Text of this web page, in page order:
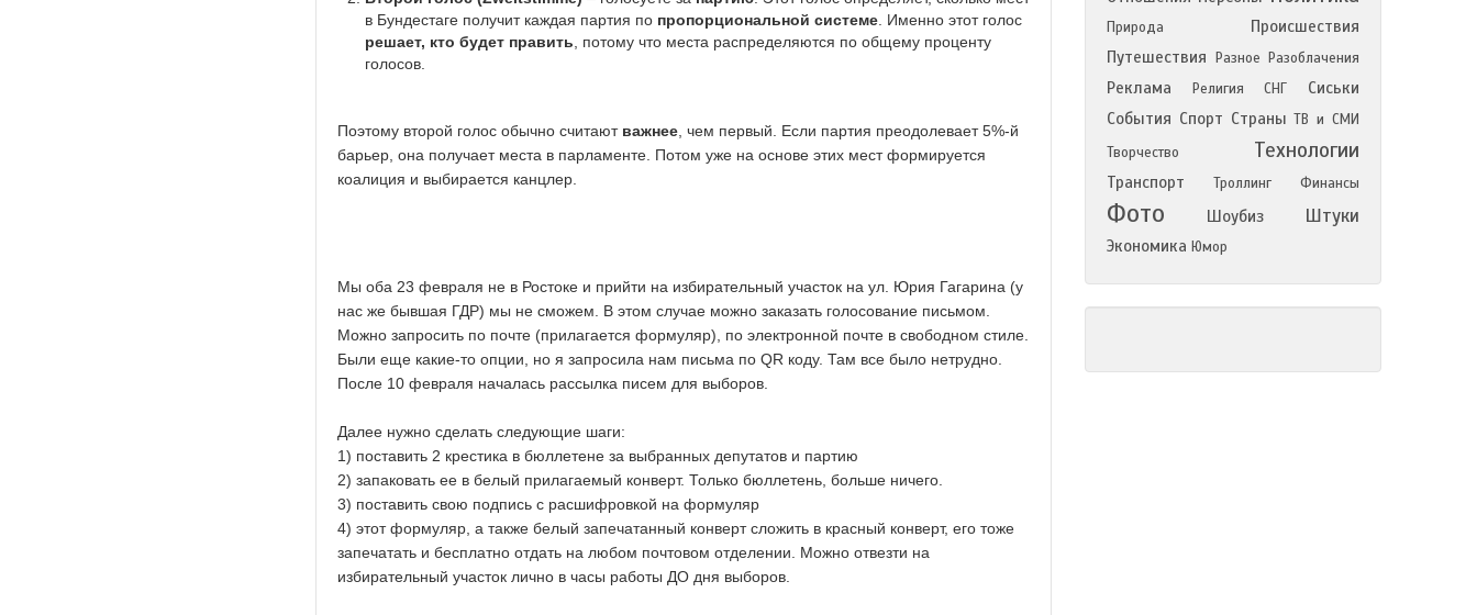
в Бундестаге получит каждая партия по пропорциональной системе . Именно этот голос
решает, кто будет править , потому что места распределяются по общему проценту
голосов.
Поэтому второй голос обычно считают важнее , чем первый. Если партия преодолевает 5%-й
барьер, она получает места в парламенте. Потом уже на основе этих мест формируется
коалиция и выбирается канцлер.
Мы оба 23 февраля не в Ростоке и прийти на избирательный участок на ул. Юрия Гагарина (у
нас же бывшая ГДР) мы не сможем. В этом случае можно заказать голосование письмом.
Можно запросить по почте (прилагается формуляр), по электронной почте в свободном стиле.
Были еще какие-то опции, но я запросила нам письма по QR коду. Там все было нетрудно.
После 10 февраля началась рассылка писем для выборов.
Далее нужно сделать следующие шаги:
1) поставить 2 крестика в бюллетене за выбранных депутатов и партию
2) запаковать ее в белый прилагаемый конверт. Только бюллетень, больше ничего.
3) поставить свою подпись с расшифровкой на формуляр
4) этот формуляр, а также белый запечатанный конверт сложить в красный конверт, его тоже
запечатать и бесплатно отдать на любом почтовом отделении. Можно отвезти на
избирательный участок лично в часы работы ДО дня выборов.
Природа
Происшествия
Путешествия
Разное Разоблачения
Реклама Религия СНГ
Сиськи
События Спорт Страны ТВ и СМИ
Творчество
Технологии
Транспорт Троллинг Финансы
Фото Шоубиз Штуки
Экономика Юмор